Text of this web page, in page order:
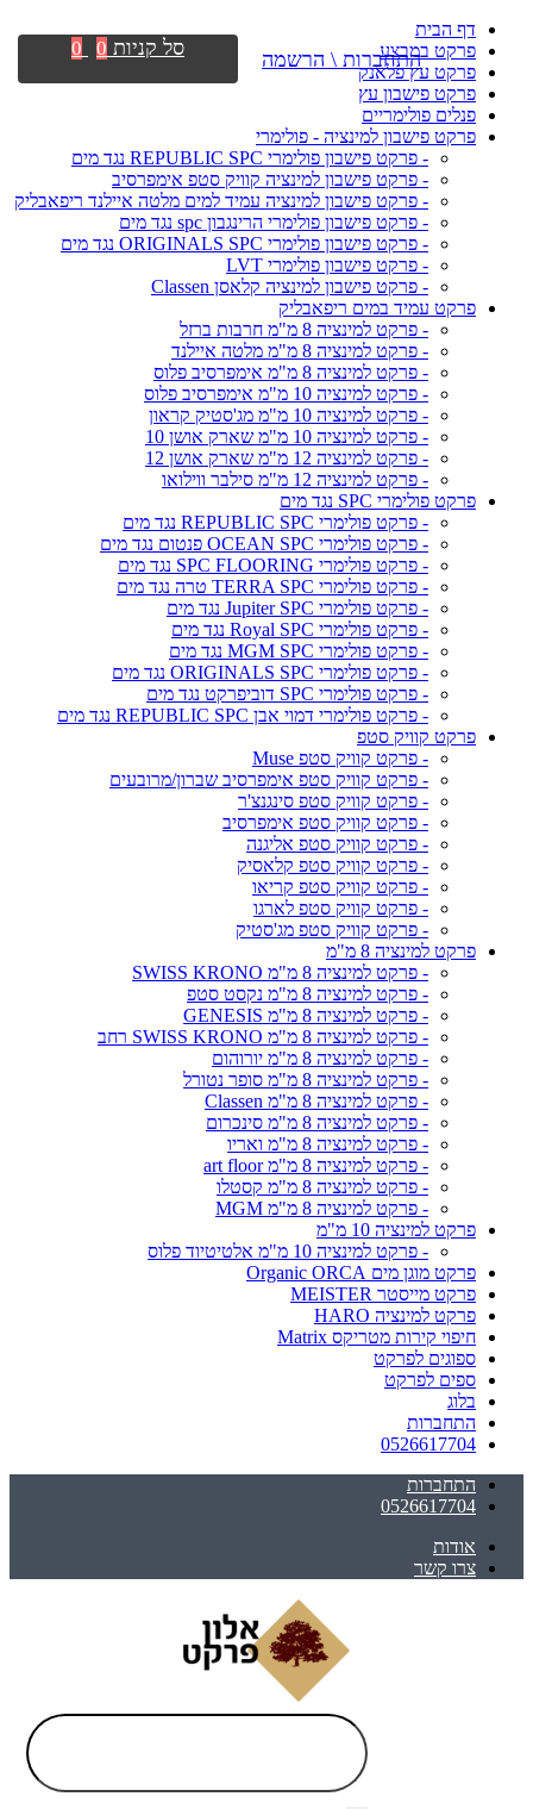
דף הבית
פרקט במבצע
פרקט עץ פלאנק
פרקט פישבון עץ
פנלים פולימריים
פרקט פישבון למינציה - פולימרי
- פרקט פישבון פולימרי REPUBLIC SPC נגד מים
- פרקט פישבון למינציה קוויק סטפ אימפרסיב
- פרקט פישבון למינציה עמיד למים מלטה איילנד ריפאבליק
- פרקט פישבון פולימרי הרינגבון spc נגד מים
- פרקט פישבון פולימרי ORIGINALS SPC נגד מים
- פרקט פישבון פולימרי LVT
- פרקט פישבון למינציה קלאסן Classen
פרקט עמיד במים ריפאבליק
- פרקט למינציה 8 מ"מ חרבות ברזל
- פרקט למינציה 8 מ"מ מלטה איילנד
- פרקט למינציה 8 מ"מ אימפרסיב פלוס
- פרקט למינציה 10 מ"מ אימפרסיב פלוס
- פרקט למינציה 10 מ"מ מג'סטיק קראון
- פרקט למינציה 10 מ"מ שארק אושן 10
- פרקט למינציה 12 מ"מ שארק אושן 12
- פרקט למינציה 12 מ"מ סילבר ווילואו
פרקט פולימרי SPC נגד מים
- פרקט פולימרי REPUBLIC SPC נגד מים
- פרקט פולימרי OCEAN SPC פנטום נגד מים
- פרקט פולימרי SPC FLOORING נגד מים
- פרקט פולימרי TERRA SPC טרה נגד מים
- פרקט פולימרי Jupiter SPC נגד מים
- פרקט פולימרי Royal SPC נגד מים
- פרקט פולימרי MGM SPC נגד מים
- פרקט פולימרי ORIGINALS SPC נגד מים
- פרקט פולימרי SPC דוביפרקט נגד מים
- פרקט פולימרי דמוי אבן REPUBLIC SPC נגד מים
פרקט קוויק סטפ
- פרקט קוויק סטפ Muse
- פרקט קוויק סטפ אימפרסיב שברון/מרובעים
- פרקט קוויק סטפ סינגנצ'ר
- פרקט קוויק סטפ אימפרסיב
- פרקט קוויק סטפ אליגנה
- פרקט קוויק סטפ קלאסיק
- פרקט קוויק סטפ קריאו
- פרקט קוויק סטפ לארגו
- פרקט קוויק סטפ מג'סטיק
פרקט למינציה 8 מ"מ
- פרקט למינציה 8 מ"מ SWISS KRONO
- פרקט למינציה 8 מ"מ נקסט סטפ
- פרקט למינציה 8 מ"מ GENESIS
- פרקט למינציה 8 מ"מ SWISS KRONO רחב
- פרקט למינציה 8 מ"מ יורוהום
- פרקט למינציה 8 מ"מ סופר נטורל
- פרקט למינציה 8 מ"מ Classen
- פרקט למינציה 8 מ"מ סינכרום
- פרקט למינציה 8 מ"מ ואריו
- פרקט למינציה 8 מ"מ art floor
- פרקט למינציה 8 מ"מ קסטלו
- פרקט למינציה 8 מ"מ MGM
פרקט למינציה 10 מ"מ
- פרקט למינציה 10 מ"מ אלטיטיוד פלוס
פרקט מוגן מים Organic ORCA
פרקט מייסטר MEISTER
פרקט למינציה HARO
חיפוי קירות מטריקס Matrix
ספוגים לפרקט
ספים לפרקט
בלוג
התחברות
0526617704
התחברות
0526617704
אודות
צרו קשר
התחברות \ הרשמה סל קניות 0
0